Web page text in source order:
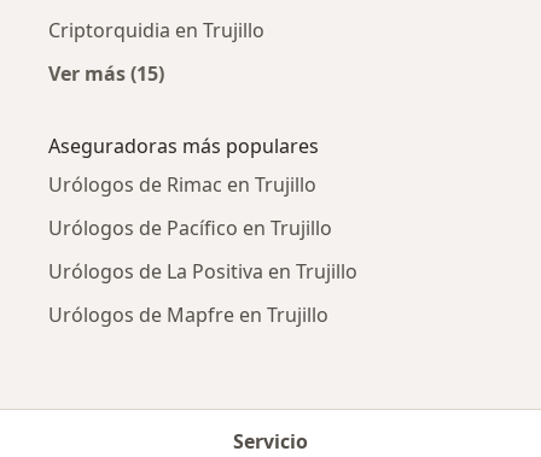
Criptorquidia en Trujillo
Ver más (15)
Aseguradoras más populares
Urólogos de Rimac en Trujillo
Urólogos de Pacífico en Trujillo
Urólogos de La Positiva en Trujillo
Urólogos de Mapfre en Trujillo
Servicio